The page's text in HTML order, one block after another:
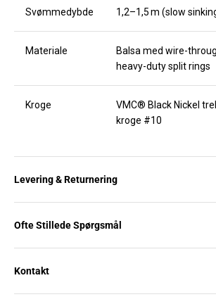
Svømmedybde 1,2–1,5 m (slow
Materiale
Balsa med wire-
heavy-duty split rings
Kroge
VMC® Black Nickel
kroge #10
Levering & Returnering
Ofte Stillede Spørgsmål
Kontakt